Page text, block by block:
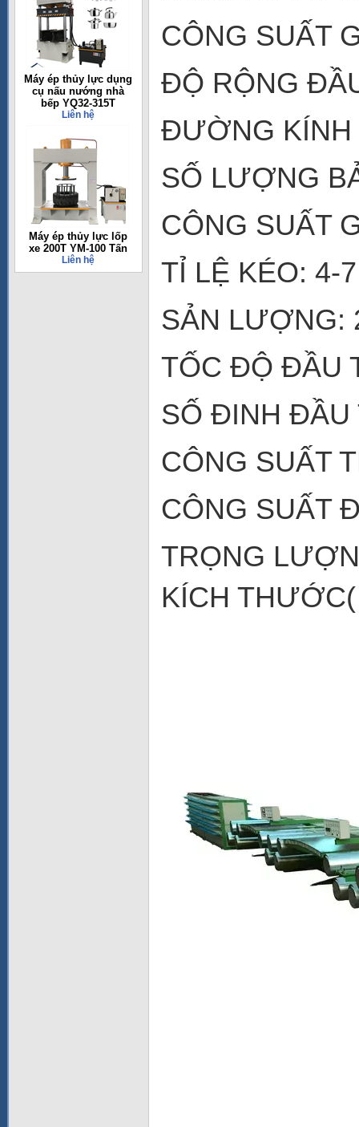
Máy ép thủy lực dụng
cụ nấu nướng nhà
bếp YQ32-315T
Liên hệ
Máy ép thủy lực lốp
xe 200T YM-100 Tấn
Liên hệ
CÔNG SUẤT
ĐỘ RỘNG
ĐƯỜNG KÍNH
SỐ LƯỢNG
CÔNG SUẤT
TỈ LỆ KÉO: 4-7
SẢN LƯỢNG:
TỐC ĐỘ ĐẦU
SỐ ĐINH ĐẦU
CÔNG SUẤT
CÔNG SUẤT
TRỌNG
KÍCH